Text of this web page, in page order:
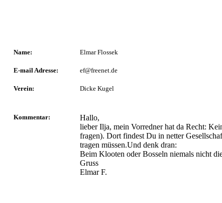
Name: Elmar Flossek
E-mail Adresse: ef@freenet.de
Verein: Dicke Kugel
Kommentar:
Hallo,
lieber Ilja, mein Vorredner hat da Recht:
fragen). Dort findest Du in netter
tragen müssen.Und denk dran:
Beim Klooten oder Bosseln niemals nicht
Gruss
Elmar F.